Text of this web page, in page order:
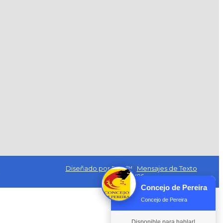
Diseñado por Exus™ | Mensajes de Texto
Masivos